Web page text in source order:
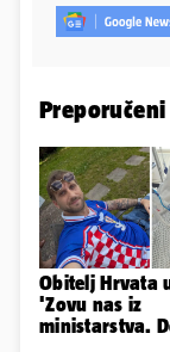
Obitelj Hrvata
'Zovu nas iz
ministarstva.